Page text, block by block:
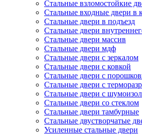
Стальные взломостойкие
Стальные входные двери в
Стальные двери в подъезд
Стальные двери
Стальные двери массив
Стальные двери мдф
Стальные двери с зеркалом
Стальные двери с ковкой
Стальные двери с
Стальные двери с
Стальные двери с
Стальные двери со стеклом
Стальные двери тамбурные
Стальные двустворчатые
Усиленные стальные двери